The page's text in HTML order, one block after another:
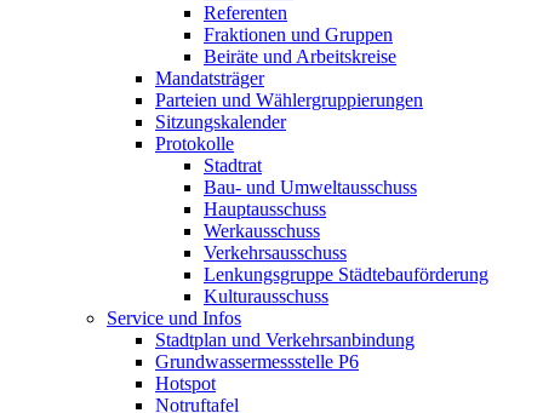
Referenten
Fraktionen und Gruppen
Beiräte und Arbeitskreise
Mandatsträger
Parteien und Wählergruppierungen
Sitzungskalender
Protokolle
Stadtrat
Bau- und Umweltausschuss
Hauptausschuss
Werkausschuss
Verkehrsausschuss
Lenkungsgruppe Städtebauförderung
Kulturausschuss
Service und Infos
Stadtplan und Verkehrsanbindung
Grundwassermessstelle P6
Hotspot
Notruftafel